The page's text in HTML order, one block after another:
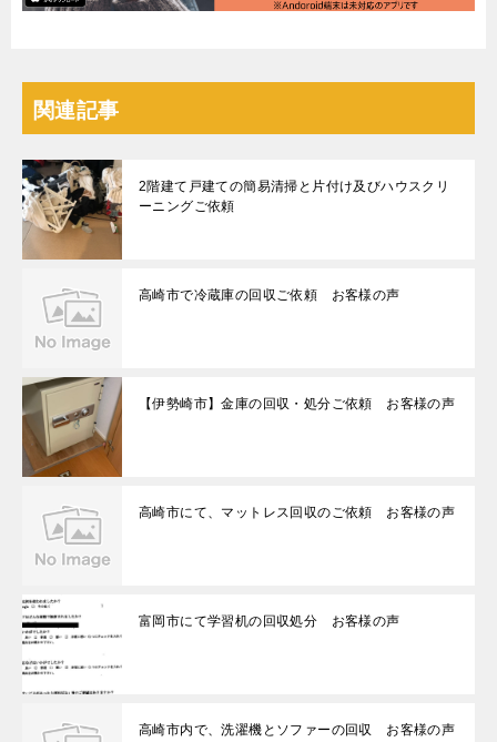
関連記事
2階建て戸建ての簡易清掃と片付け及びハウスクリ
ーニングご依頼
高崎市で冷蔵庫の回収ご依頼 お客様の声
【伊勢崎市】金庫の回収・処分ご依頼 お客様の声
高崎市にて、マットレス回収のご依頼 お客様の声
富岡市にて学習机の回収処分 お客様の声
高崎市内で、洗濯機とソファーの回収 お客様の声